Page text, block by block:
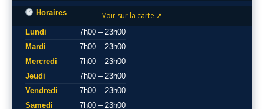
Voir sur la carte ↗
Horaires
Lundi
7h00 – 23h00
Mardi
7h00 – 23h00
Mercredi
7h00 – 23h00
Jeudi
7h00 – 23h00
Vendredi
7h00 – 23h00
Samedi
7h00 – 23h00